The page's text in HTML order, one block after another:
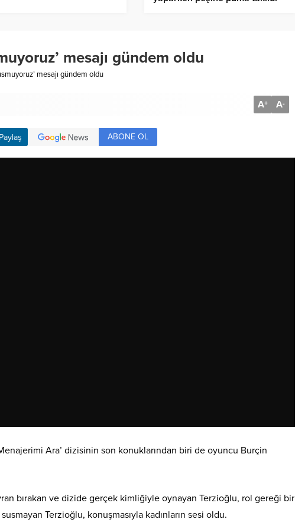
mesajı gündem oldu
mesajı gündem oldu
A+ A-
Paylaş ABONE OL
Ara’ dizisinin son konuklarından biri de oyuncu Burçin
bırakan ve dizide gerçek kimliğiyle oynayan Terzioğlu, rol gereği bir
Terzioğlu, konuşmasıyla kadınların sesi oldu.